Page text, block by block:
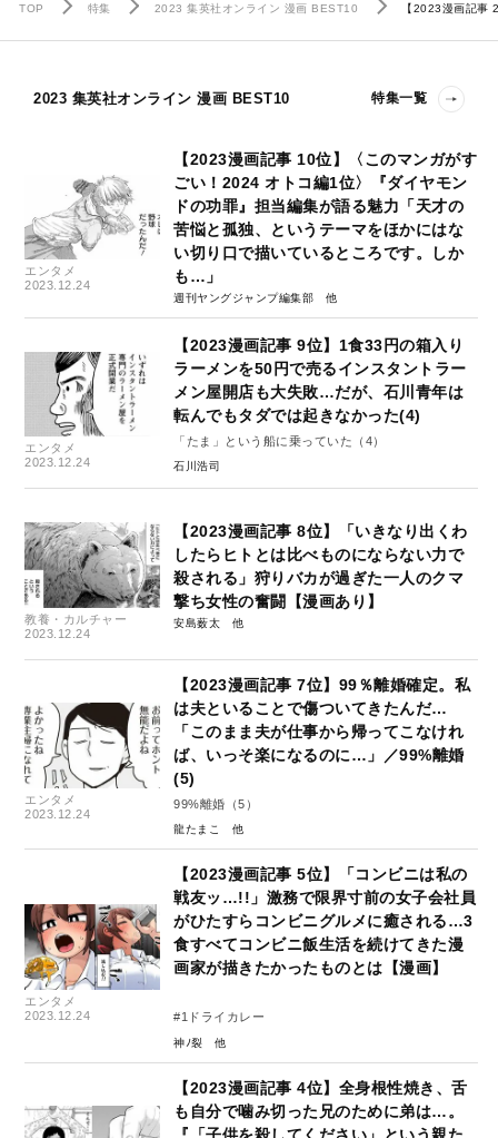
TOP 特集 2023 集英社オンライン 漫画 BEST10 【2023漫画記事
2023 集英社オンライン 漫画 BEST10 特集一覧
エンタメ
2023.12.24
【2023漫画記事 10位】〈このマンガがす
ごい！2024 オトコ編1位〉『ダイヤモン
ドの功罪』担当編集が語る魅力「天才の
苦悩と孤独、というテーマをほかにはな
い切り口で描いているところです。しか
も…」
週刊ヤングジャンプ編集部
エンタメ
2023.12.24
【2023漫画記事 9位】1食33円の箱入り
ラーメンを50円で売るインスタントラー
メン屋開店も大失敗…だが、石川青年は
転んでもタダでは起きなかった(4)
「たま」という船に乗っていた（4）
石川浩司
教養・カルチャー
2023.12.24
【2023漫画記事 8位】「いきなり出くわ
したらヒトとは比べものにならない力で
殺される」狩りバカが過ぎた一人のクマ
撃ち女性の奮闘【漫画あり】
安島薮太
エンタメ
2023.12.24
【2023漫画記事 7位】99％離婚確定。私
は夫といることで傷ついてきたんだ…
「このまま夫が仕事から帰ってこなけれ
ば、いっそ楽になるのに…」／99%離婚
(5)
99%離婚（5）
龍たまこ
エンタメ
2023.12.24
【2023漫画記事 5位】「コンビニは私の
戦友ッ…!!」激務で限界寸前の女子会社員
がひたすらコンビニグルメに癒される…3
食すべてコンビニ飯生活を続けてきた漫
画家が描きたかったものとは【漫画】
#1ドライカレー
神ﾉ裂
【2023漫画記事 4位】全身根性焼き、舌
も自分で噛み切った兄のために弟は…。